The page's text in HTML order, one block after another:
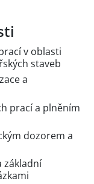
v oblasti
staveb
a
prací a plněním
dozorem a
základní